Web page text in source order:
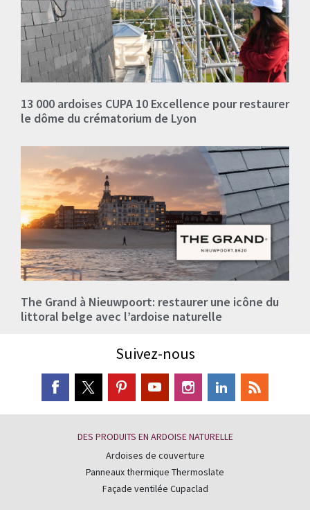
13 000 ardoises CUPA 10 Excellence pour restaurer
le dôme du crématorium de Lyon
The Grand à Nieuwpoort: restaurer une icône du
littoral belge avec l’ardoise naturelle
Suivez-nous
DES PRODUITS EN ARDOISE NATURELLE
Ardoises de couverture
Panneaux thermique Thermoslate
Façade ventilée Cupaclad